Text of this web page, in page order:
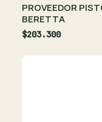
PROVEEDOR
BERETTA
$203.300